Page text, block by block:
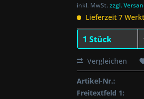
inkl. MwSt.zzgl.
Lieferzeit 7
Vergleichen
Artikel-Nr.:
Freitextfeld 1: